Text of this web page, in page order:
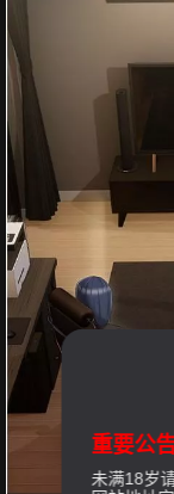
重要公告
未满18岁